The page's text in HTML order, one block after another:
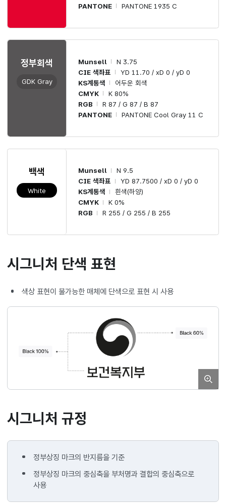
PANTONE
PANTONE 1935 C
정부회색
GDK Gray
Munsell
N 3.75
CIE 색좌표
YD 11.70 / xD 0 / yD 0
KS계통색
어두운 회색
CMYK
K 80%
RGB
R 87 / G 87 / B 87
PANTONE
PANTONE Cool Gray 11 C
백색
White
Munsell
N 9.5
CIE 색좌표
YD 87.7500 / xD 0 / yD 0
KS계통색
흰색(하양)
CMYK
K 0%
RGB
R 255 / G 255 / B 255
시그니처 단색 표현
색상 표현이 불가능한 매체에 단색으로 표현 시 사용
시그니처 규정
정부상징 마크의 반지름을 기준
정부상징 마크의 중심축을 부처명과 결합의 중심축으로
사용